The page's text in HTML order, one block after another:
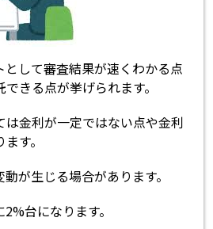
して審査結果が速くわかる点
きる点が挙げられます。
金利が一定ではない点や金利
す。
が生じる場合があります。
台になります。